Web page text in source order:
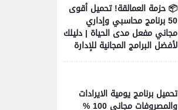
📦 حزمة العمالقة! تحميل أقوى
50 برنامج محاسبي وإداري
مجاني مفعل مدى الحياة | دليلك
لأفضل البرامج المجانية للإدارة
تحميل برنامج يومية الايرادات
والمصروفات مجانى 100 %